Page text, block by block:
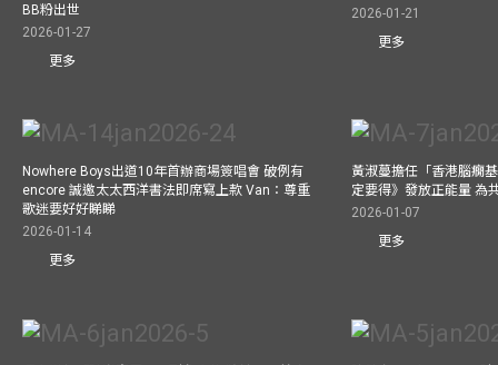
BB粉出世
2026-01-27
更多
2026-01-21
更多
Nowhere Boys出道10年首辦商場簽唱會 破例有
encore 誠邀太太西洋書法即席寫上款 Van：尊重
歌迷要好好睇睇
2026-01-14
更多
黃淑蔓擔任「香港腦癇
定要得》發放正能量 為
2026-01-07
更多